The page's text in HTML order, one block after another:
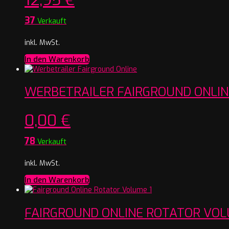
37 Verkauft
inkl. MwSt.
In den Warenkorb
WERBETRAILER FAIRGROUND
0,00 €
78 Verkauft
inkl. MwSt.
In den Warenkorb
FAIRGROUND ONLINE ROTATOR